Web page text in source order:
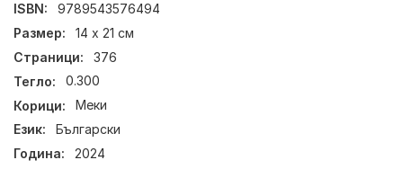
ISBN:
9789543576494
Размер:
14 х 21 см
Страници:
376
Тегло:
0.300
Корици:
Меки
Език:
Български
Година:
2024